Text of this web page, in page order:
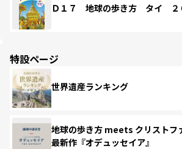
Ｄ１７ 地球の歩き方 タイ ２
特設ページ
世界遺産ランキング
地球の歩き方 meets クリストフ
最新作『オデュッセイア』